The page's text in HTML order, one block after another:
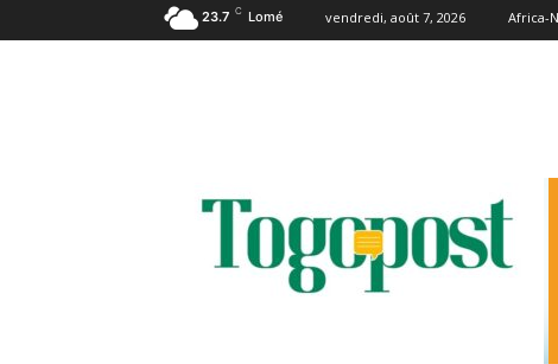
23.7 C Lomé vendredi, août 7, 2026 Africa-